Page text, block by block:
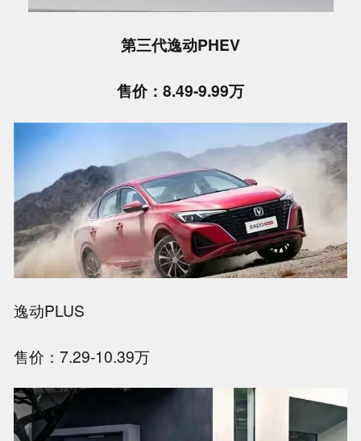
第三代逸动PHEV
售价：8.49-9.99万
逸动PLUS
售价：7.29-10.39万